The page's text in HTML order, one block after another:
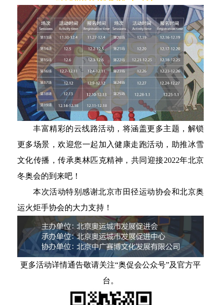
丰富精彩的云线路活动，将涵盖更多主题，解锁
更多场景，欢迎您一起加入健康走跑活动，助推冰雪
文化传播，传承奥林匹克精神，共同迎接2022年北京
冬奥会的到来吧！
本次活动特别感谢北京市田径运动协会和北京奥
运火炬手协会的大力支持！
更多活动详情通告敬请关注“奥促会公众号”及官方平
台。